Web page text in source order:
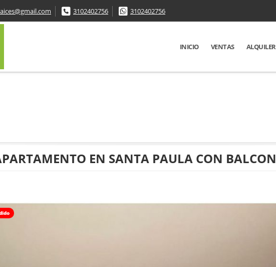
3102402756 3102402756
INICIO VENTAS ALQUILER
EN SANTA PAULA CON BALCON